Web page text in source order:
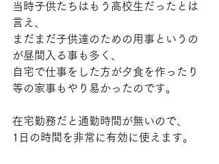
当時子供たちはもう高校生だったとは
言え、
まだまだ子供達のための用事というの
が昼間入る事も多く、
自宅で仕事をした方が夕食を作ったり
等の家事もやり易かったのです。
在宅勤務だと通勤時間が無いので、
1日の時間を非常に有効に使えます。